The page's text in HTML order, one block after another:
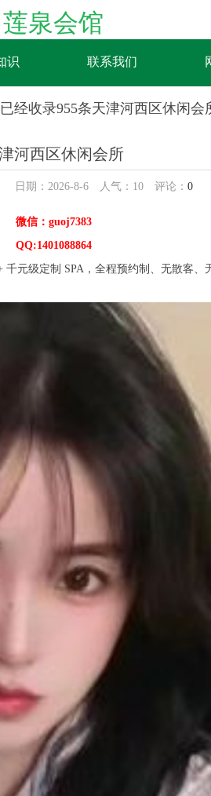
莲泉会馆
识 联系我们
经收录955条天津河西区休闲会
河西区休闲会所
日期：2026-8-6 人气： 10 评论： 0
微信：guoj7383
QQ:1401088864
级定制 SPA，全程预约制、无散客、